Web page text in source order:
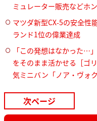
ミュレーター販売などホ
マツダ新型CX-5の安全性
ランド1位の偉業達成
「この発想はなかった…
をそのまま活かせる［ゴ
気ミニバン「ノア・ヴォ
次ページ